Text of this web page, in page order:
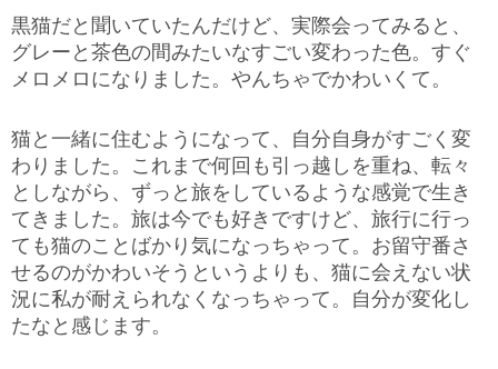
黒猫だと聞いていたんだけど、実際会ってみると、
グレーと茶色の間みたいなすごい変わった色。すぐ
メロメロになりました。やんちゃでかわいくて。
猫と一緒に住むようになって、自分自身がすごく変
わりました。これまで何回も引っ越しを重ね、転々
としながら、ずっと旅をしているような感覚で生き
てきました。旅は今でも好きですけど、旅行に行っ
ても猫のことばかり気になっちゃって。お留守番さ
せるのがかわいそうというよりも、猫に会えない状
況に私が耐えられなくなっちゃって。自分が変化し
たなと感じます。